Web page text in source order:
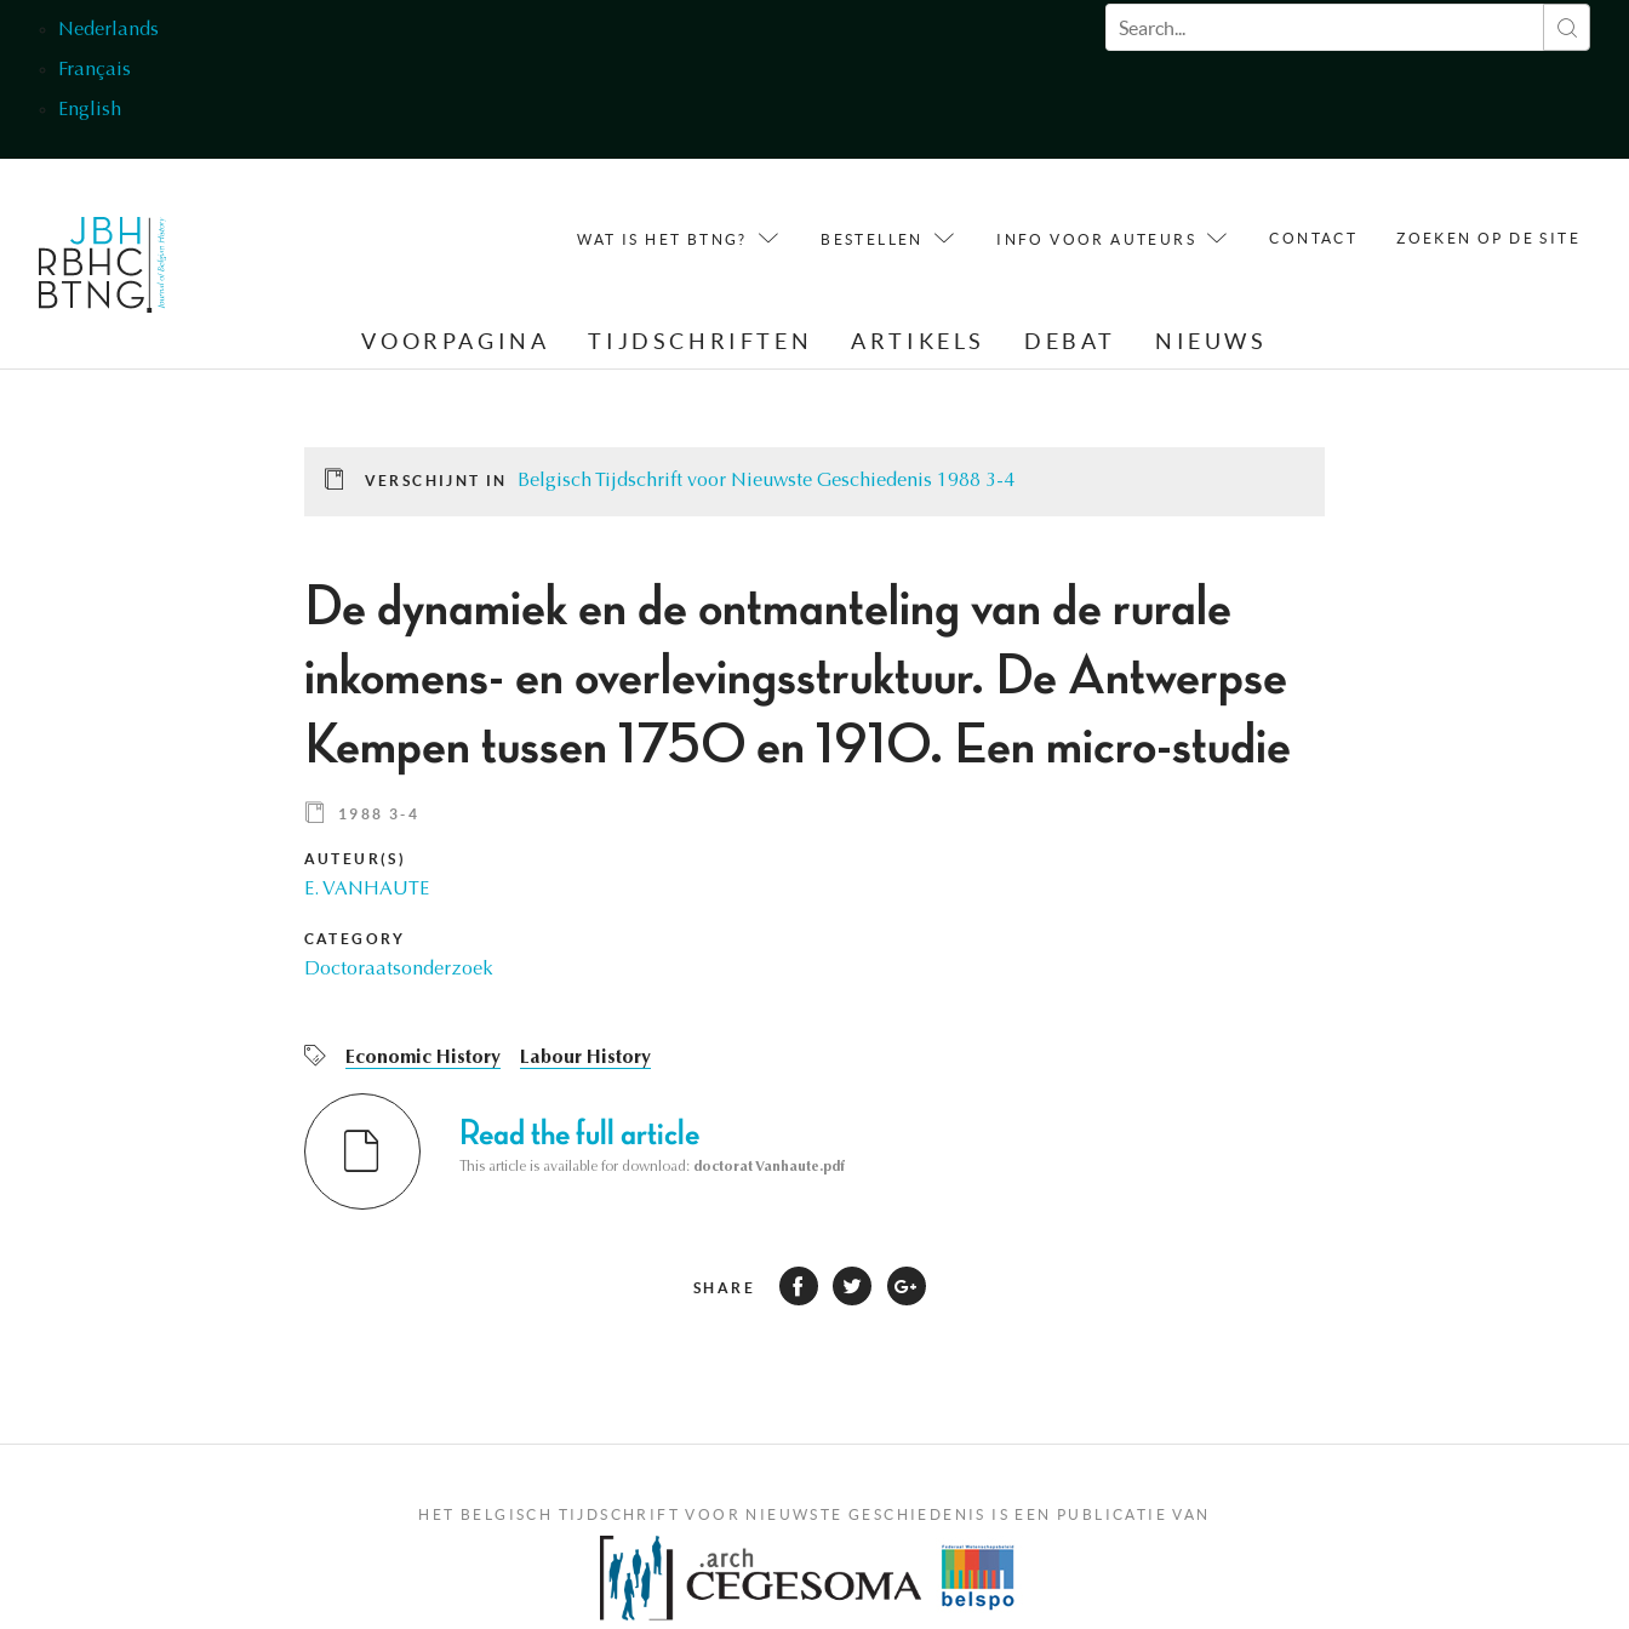
Nederlands
Français
English
Zoekveld
WAT IS HET BTNG? BESTELLEN INFO VOOR AUTEURS CONTACT ZOEKEN OP DE SITE
VOORPAGINA TIJDSCHRIFTEN ARTIKELS DEBAT NIEUWS
VERSCHIJNT IN Belgisch Tijdschrift voor Nieuwste Geschiedenis 1988 3-4
De dynamiek en de ontmanteling van de rurale
inkomens- en overlevingsstruktuur. De Antwerpse
Kempen tussen 1750 en 1910. Een micro-studie
1988 3-4
AUTEUR(S)
E. VANHAUTE
CATEGORY
Doctoraatsonderzoek
Economic History Labour History
Read the full article
This article is available for download: doctorat Vanhaute.pdf
SHARE
HET BELGISCH TIJDSCHRIFT VOOR NIEUWSTE GESCHIEDENIS IS EEN PUBLICATIE VAN